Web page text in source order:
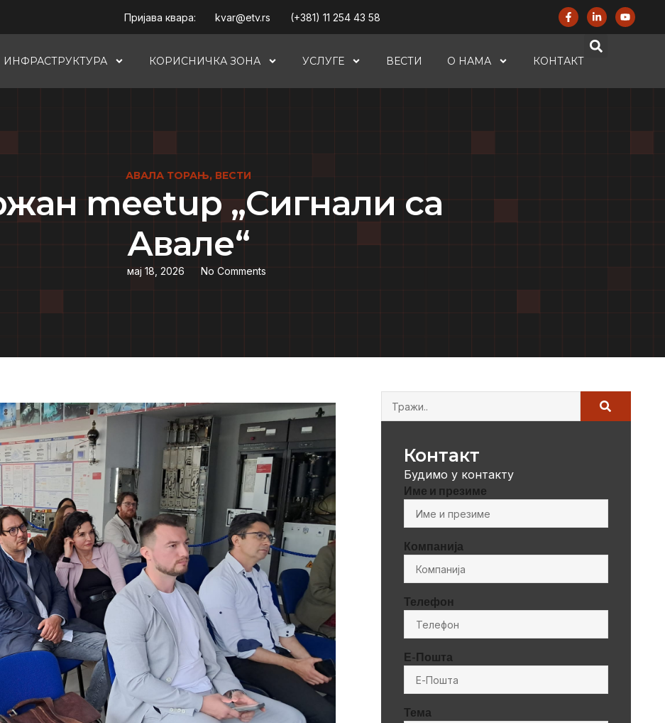
Пријава квара: kvar@etv.rs (+381) 11 254 43 58
ИНФРАСТРУКТУРА КОРИСНИЧКА ЗОНА УСЛУГЕ ВЕСТИ О НАМА КОНТАКТ
АВАЛА ТОРАЊ, ВЕСТИ
meetup „Сигнали са
Авале“
мај 18, 2026 No Comments
Контакт
Будимо у контакту
Име и презиме
Компанија
Телефон
Е-Пошта
Тема